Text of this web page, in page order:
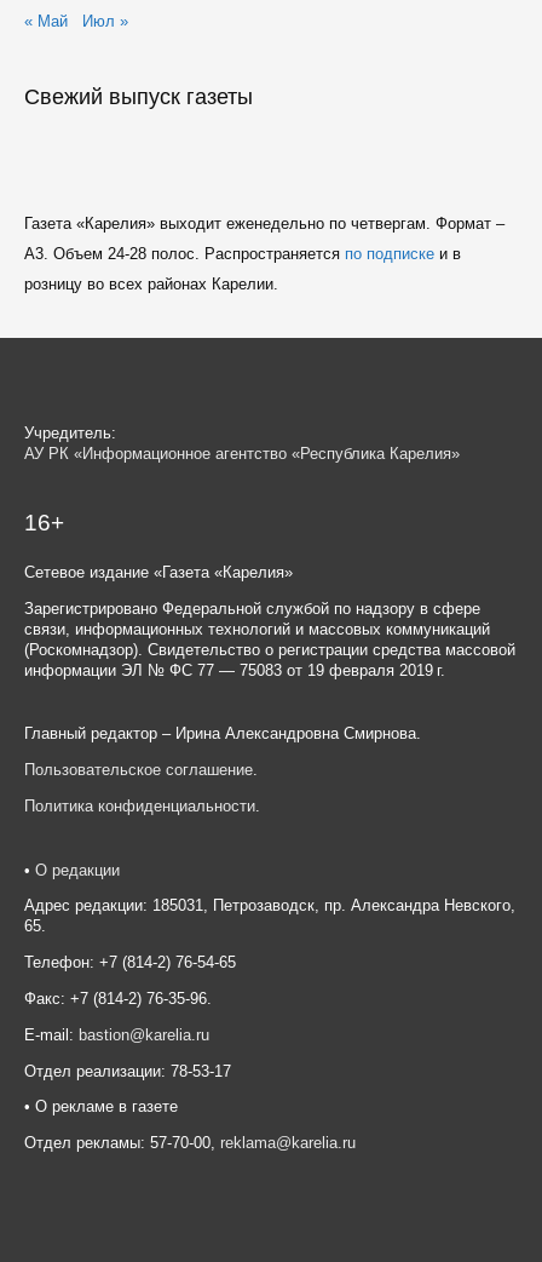
« Май Июл »
Свежий выпуск газеты
Газета «Карелия» выходит еженедельно по четвергам. Формат –
A3. Объем 24-28 полос. Распространяется по подпискеи в
розницу во всех районах Карелии.
Учредитель:
АУ РК «Информационное агентство «Республика Карелия»
16+
Сетевое издание «Газета «Карелия»
Зарегистрировано Федеральной службой по надзору в сфере
связи, информационных технологий и массовых коммуникаций
(Роскомнадзор). Свидетельство о регистрации средства массовой
информации ЭЛ № ФС 77 — 75083 от 19 февраля 2019 г.
Главный редактор – Ирина Александровна Смирнова.
Пользовательское соглашение.
Политика конфиденциальности
• О редакции
Адрес редакции: 185031, Петрозаводск, пр. Александра Невского,
65.
Телефон: +7 (814-2) 76-54-65
Факс: +7 (814-2) 76-35-96.
E-mail: bastion@karelia.ru
Отдел реализации: 78-53-17
• О рекламе в газете
Отдел рекламы: 57-70-00, reklama@karelia.ru